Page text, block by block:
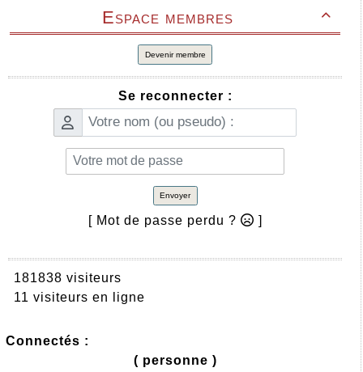

Espace membres
Devenir membre
Se reconnecter :
Envoyer
[ Mot de passe perdu ? ]
181838 visiteurs
11 visiteurs en ligne
Connectés :
( personne )